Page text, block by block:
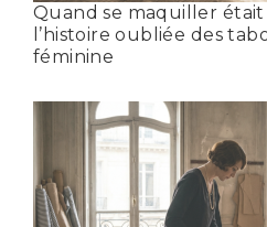
Quand se maquiller
l’histoire oubliée des
féminine